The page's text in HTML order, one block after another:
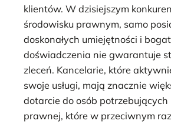
klientów. W dzisiejszym
środowisku prawnym, samo
doskonałych umiejętności i
doświadczenia nie gwarantuje
zleceń. Kancelarie, które
swoje usługi, mają znacznie
dotarcie do osób potrzebujących
prawnej, które w przeciwnym